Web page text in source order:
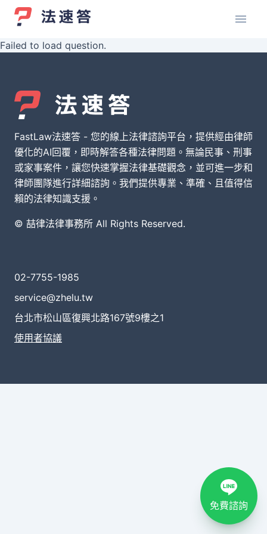
Failed to load question.
FastLaw法速答 - 您的線上法律諮詢平台，提供經由律師
優化的AI回覆，即時解答各種法律問題。無論民事、刑事
或家事案件，讓您快速掌握法律基礎觀念，並可進一步和
律師團隊進行詳細諮詢。我們提供專業、準確、且值得信
賴的法律知識支援。
© 喆律法律事務所 All Rights Reserved.
02-7755-1985
service@zhelu.tw
台北市松山區復興北路167號9樓之1
使用者協議
免費諮詢